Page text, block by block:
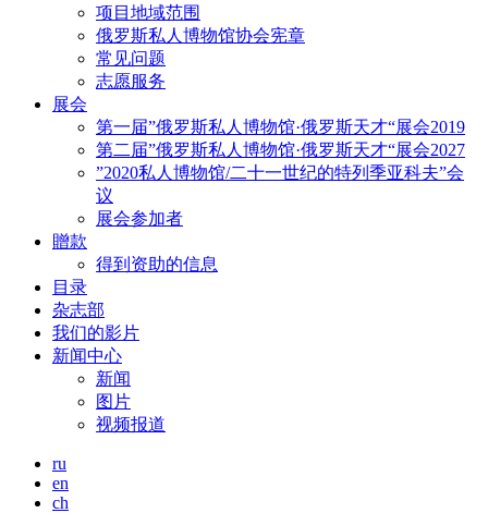
项目地域范围
俄罗斯私人博物馆协会宪章
常见问题
志愿服务
展会
第一届”俄罗斯私人博物馆·俄罗斯天才“展会2019
第二届”俄罗斯私人博物馆·俄罗斯天才“展会2027
”2020私人博物馆/二十一世纪的特列季亚科夫”会
议
展会参加者
贈款
得到资助的信息
目录
杂志部
我们的影片
新闻中心
新闻
图片
视频报道
ru
en
ch